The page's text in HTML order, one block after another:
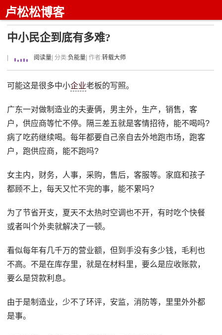
卢松松博客
中小民企到底有多难?
阅读量 | 分类:负能量 | 作者:转载大师
可能这是很多中小企业老板的写照。
广东一对做制造业的夫妻俩，男主外，生产，销售，客
户，供应商等忙不停。隔三差五就是客情招待，能不喝吗?
病了吃药继续喝。每年都要自己亲自去外地跑市场，跑客
户，跑供应商，能不跑吗?
女主内，财务，人事，采购，售后，客服等。家庭和孩子
都顾不上，每天又忙不完的事，能不累吗?
为了节省开支，夏天不太热时空调也不开，有时吃个快餐
或者叫个外卖就解决了一顿。
看似每年有几千万的营业额，但到手没有多少钱，毛利也
不高。不是在库存里，就是在材料里，要么是应收账款，
要么是贷款利息。
由于是制造业，少不了环评，安监，消防等，里里外外都
是事。